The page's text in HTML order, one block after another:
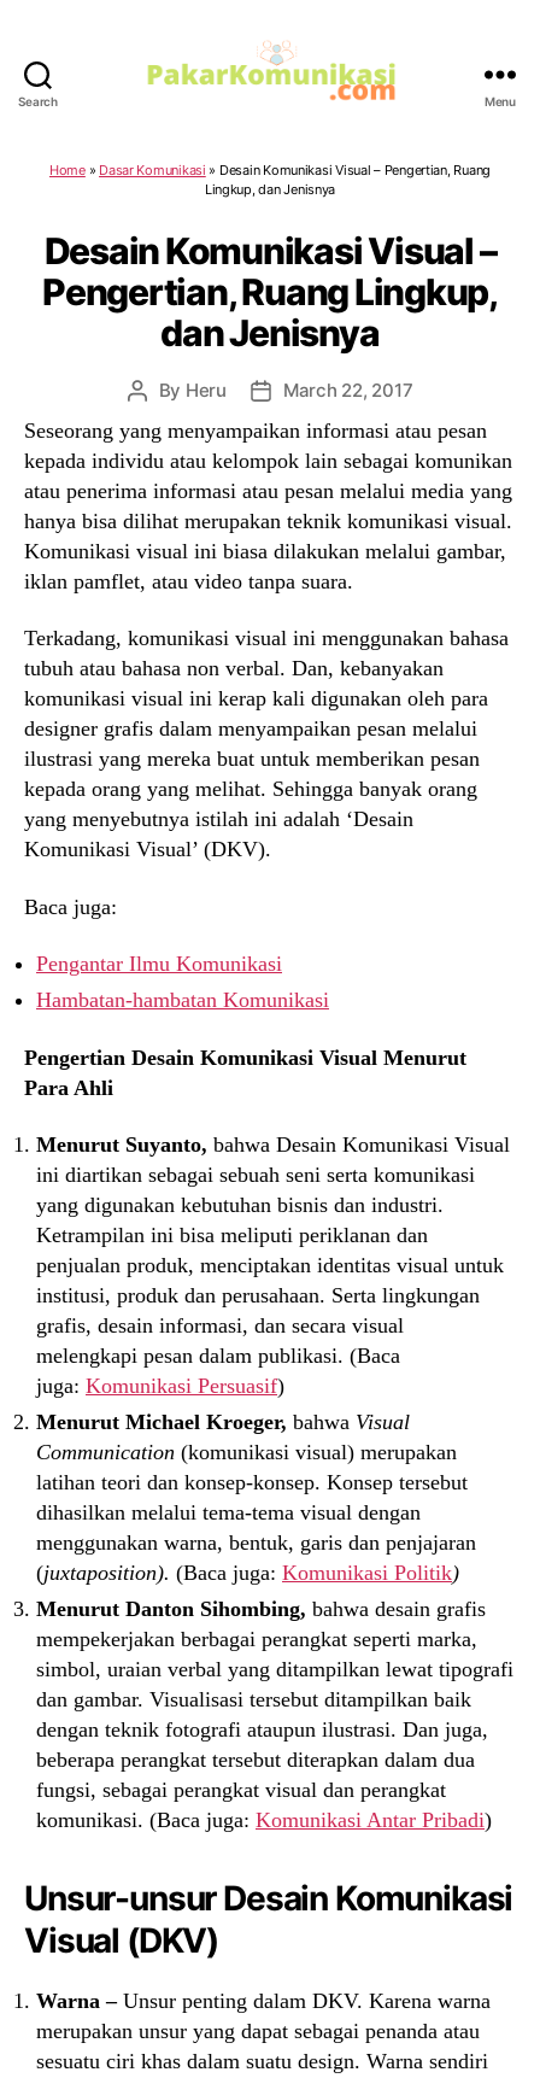
Search Menu
Home» Dasar Komunikasi » Desain Komunikasi Visual – Pengertian, Ruang
Lingkup, dan Jenisnya
Desain Komunikasi Visual –
Pengertian, Ruang Lingkup,
dan Jenisnya
Post
By Heru
Post
date
March 22, 2017
Seseorang yang menyampaikan informasi atau pesan
kepada individu atau kelompok lain sebagai komunikan
atau penerima informasi atau pesan melalui media yang
hanya bisa dilihat merupakan teknik komunikasi visual.
Komunikasi visual ini biasa dilakukan melalui gambar,
iklan pamflet, atau video tanpa suara.
Terkadang, komunikasi visual ini menggunakan bahasa
tubuh atau bahasa non verbal. Dan, kebanyakan
komunikasi visual ini kerap kali digunakan oleh para
designer grafis dalam menyampaikan pesan melalui
ilustrasi yang mereka buat untuk memberikan pesan
kepada orang yang melihat. Sehingga banyak orang
yang menyebutnya istilah ini adalah ‘Desain
Komunikasi Visual’ (DKV).
Baca juga:
Pengantar Ilmu Komunikasi
Hambatan-hambatan Komunikasi
Pengertian Desain Komunikasi Visual Menurut
Para Ahli
Menurut Suyanto, bahwa Desain Komunikasi Visual
ini diartikan sebagai sebuah seni serta komunikasi
yang digunakan kebutuhan bisnis dan industri.
Ketrampilan ini bisa meliputi periklanan dan
penjualan produk, menciptakan identitas visual untuk
institusi, produk dan perusahaan. Serta lingkungan
grafis, desain informasi, dan secara visual
melengkapi pesan dalam publikasi. (Baca
juga: Komunikasi Persuasif)
Menurut Michael Kroeger, bahwa Visual
Communication (komunikasi visual) merupakan
latihan teori dan konsep-konsep. Konsep tersebut
dihasilkan melalui tema-tema visual dengan
menggunakan warna, bentuk, garis dan penjajaran
(juxtaposition). (Baca juga: Komunikasi Politik)
Menurut Danton Sihombing, bahwa desain grafis
mempekerjakan berbagai perangkat seperti marka,
simbol, uraian verbal yang ditampilkan lewat tipografi
dan gambar. Visualisasi tersebut ditampilkan baik
dengan teknik fotografi ataupun ilustrasi. Dan juga,
beberapa perangkat tersebut diterapkan dalam dua
fungsi, sebagai perangkat visual dan perangkat
komunikasi. (Baca juga: Komunikasi Antar Pribadi)
Unsur-unsur Desain Komunikasi
Visual (DKV)
Warna –Unsur penting dalam DKV. Karena warna
merupakan unsur yang dapat sebagai penanda atau
sesuatu ciri khas dalam suatu design. Warna sendiri